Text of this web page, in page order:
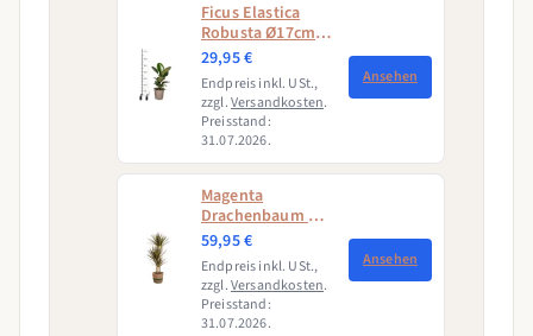
Ficus Elastica
Robusta Ø17cm -
↕50 - 60cm
29,95 €
Endpreis inkl. USt.,
zzgl.Versandkosten.
Preisstand:
31.07.2026.
Ansehen
Magenta
Drachenbaum mit
Korb (Dracaena
Marginata
Magenta)
59,95 €
Endpreis inkl. USt.,
zzgl.Versandkosten.
Preisstand:
31.07.2026.
Ansehen